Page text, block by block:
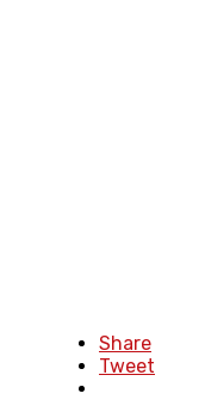
Share
Tweet